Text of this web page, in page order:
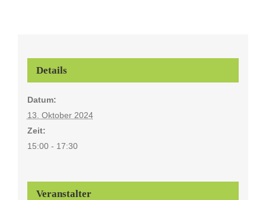
Details
Datum:
13. Oktober 2024
Zeit:
15:00 - 17:30
Veranstalter